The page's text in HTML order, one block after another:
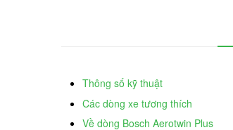
Thông số kỹ thuật
Các dòng xe tương thích
Về dòng Bosch Aerotwin Plus